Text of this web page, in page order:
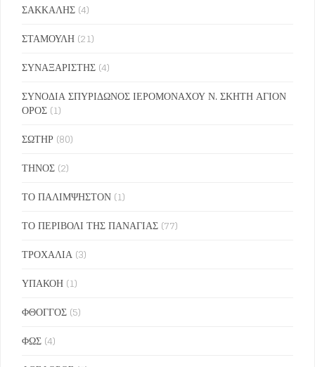
ΣΑΚΚΑΛΗΣ (4)
ΣΤΑΜΟΥΛΗ (21)
ΣΥΝΑΞΑΡΙΣΤΗΣ (4)
ΣΥΝΟΔΙΑ ΣΠΥΡΙΔΩΝΟΣ ΙΕΡΟΜΟΝΑΧΟΥ Ν. ΣΚΗΤΗ ΑΓΙΟΝ
ΟΡΟΣ (1)
ΣΩΤΗΡ (80)
ΤΗΝΟΣ (2)
ΤΟ ΠΑΛΙΜΨΗΣΤΟΝ (1)
ΤΟ ΠΕΡΙΒΟΛΙ ΤΗΣ ΠΑΝΑΓΙΑΣ (77)
ΤΡΟΧΑΛΙΑ (3)
ΥΠΑΚΟΗ (1)
ΦΘΟΓΓΟΣ (5)
ΦΩΣ (4)